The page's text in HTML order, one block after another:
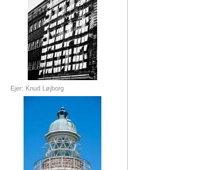
Ejer: Knud Løjborg